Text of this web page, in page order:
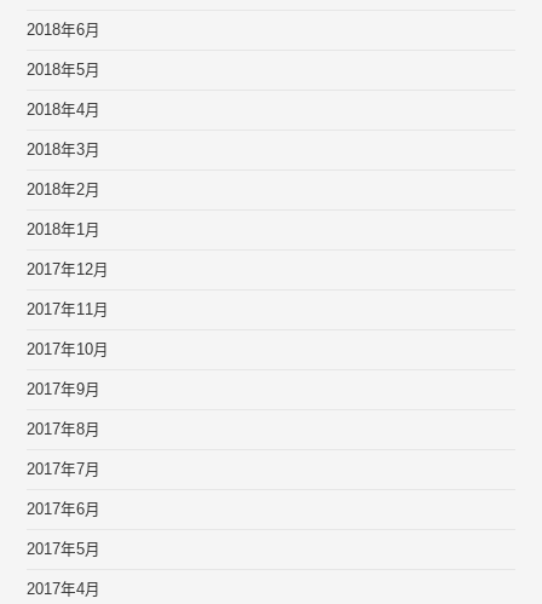
2018年6月
2018年5月
2018年4月
2018年3月
2018年2月
2018年1月
2017年12月
2017年11月
2017年10月
2017年9月
2017年8月
2017年7月
2017年6月
2017年5月
2017年4月